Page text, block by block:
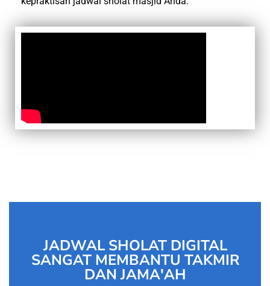
JADWAL SHOLAT DIGITAL
SANGAT MEMBANTU TAKMIR
DAN JAMA'AH